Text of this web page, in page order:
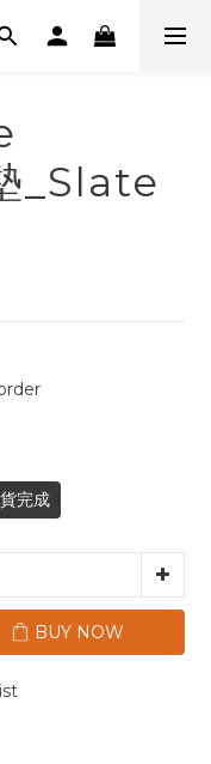
_Slate
完成
BUY NOW